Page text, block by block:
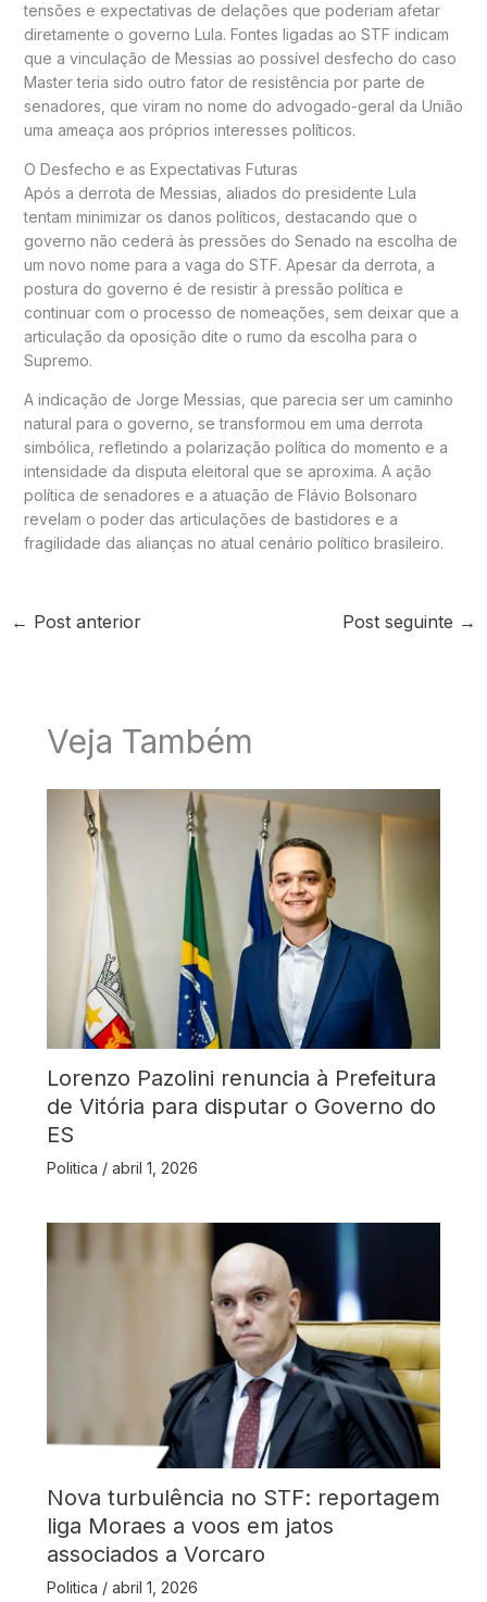
tensões e expectativas de delações que poderiam afetar
diretamente o governo Lula. Fontes ligadas ao STF indicam
que a vinculação de Messias ao possível desfecho do caso
Master teria sido outro fator de resistência por parte de
senadores, que viram no nome do advogado-geral da União
uma ameaça aos próprios interesses políticos.
O Desfecho e as Expectativas Futuras
Após a derrota de Messias, aliados do presidente Lula
tentam minimizar os danos políticos, destacando que o
governo não cederá às pressões do Senado na escolha de
um novo nome para a vaga do STF. Apesar da derrota, a
postura do governo é de resistir à pressão política e
continuar com o processo de nomeações, sem deixar que a
articulação da oposição dite o rumo da escolha para o
Supremo.
A indicação de Jorge Messias, que parecia ser um caminho
natural para o governo, se transformou em uma derrota
simbólica, refletindo a polarização política do momento e a
intensidade da disputa eleitoral que se aproxima. A ação
política de senadores e a atuação de Flávio Bolsonaro
revelam o poder das articulações de bastidores e a
fragilidade das alianças no atual cenário político brasileiro.
← Post anterior Post seguinte →
Veja Também
Lorenzo Pazolini renuncia à Prefeitura
de Vitória para disputar o Governo do
ES
Politica / abril 1, 2026
Nova turbulência no STF: reportagem
liga Moraes a voos em jatos
associados a Vorcaro
Politica / abril 1, 2026